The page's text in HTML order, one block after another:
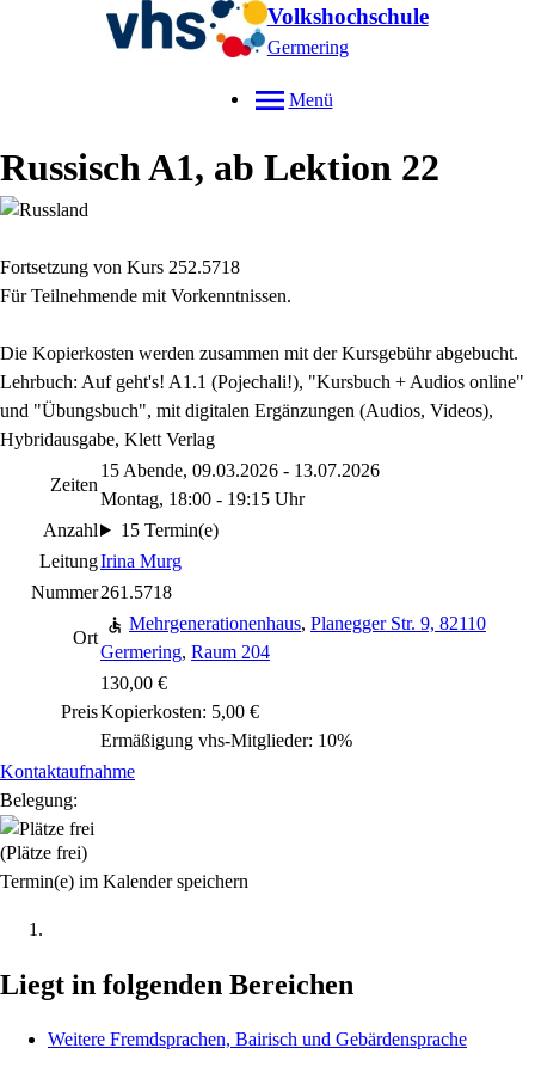
Volkshochschule
Germering
Menü
Russisch A1, ab Lektion 22
Fortsetzung von Kurs 252.5718
Für Teilnehmende mit Vorkenntnissen.
Die Kopierkosten werden zusammen mit der Kursgebühr abgebucht.
Lehrbuch: Auf geht's! A1.1 (Pojechali!), "Kursbuch + Audios online"
und "Übungsbuch", mit digitalen Ergänzungen (Audios, Videos),
Hybridausgabe, Klett Verlag
Zeiten
15 Abende, 09.03.2026 - 13.07.2026
Montag, 18:00 - 19:15 Uhr
Anzahl
15 Termin(e)
LeitungIrina Murg
Nummer261.5718
Ort
Mehrgenerationenhaus, Planegger Str. 9, 82110
Germering, Raum 204
Preis
130,00 €
Kopierkosten: 5,00 €
Ermäßigung vhs-Mitglieder: 10%
Kontaktaufnahme
Belegung:
(Plätze frei)
Termin(e) im Kalender speichern
Liegt in folgenden Bereichen
Weitere Fremdsprachen, Bairisch und Gebärdensprache